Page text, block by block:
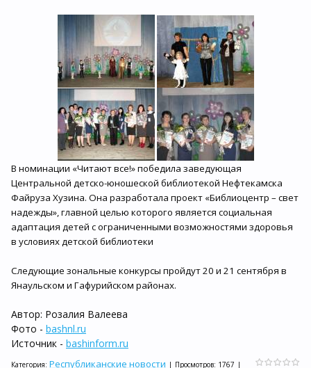
В номинации «Читают все!» победила заведующая
Центральной детско-юношеской библиотекой Нефтекамска
Файруза Хузина. Она разработала проект «Библиоцентр – свет
надежды», главной целью которого является социальная
адаптация детей с ограниченными возможностями здоровья
в условиях детской библиотеки
Следующие зональные конкурсы пройдут 20 и 21 сентября в
Янаульском и Гафурийском районах.
Автор: Розалия Валеева
Фото - bashnl.ru
Источник - bashinform.ru
Категория: Республиканские новости | Просмотров: 1767 |